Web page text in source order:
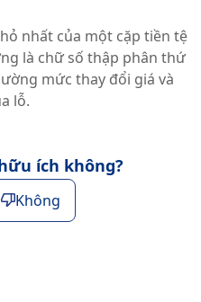
nhất của một cặp tiền tệ
là chữ số thập phân thứ
mức thay đổi giá và
lỗ.
ích không?
Không